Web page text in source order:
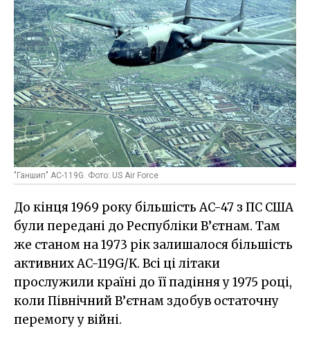
"Ганшип" AC-119G. Фото: US Air Force
До кінця 1969 року більшість AC-47 з ПС США
були передані до Республіки В’єтнам. Там
же станом на 1973 рік залишалося більшість
активних AC-119G/K. Всі ці літаки
прослужили країні до її падіння у 1975 році,
коли Північний В’єтнам здобув остаточну
перемогу у війні.